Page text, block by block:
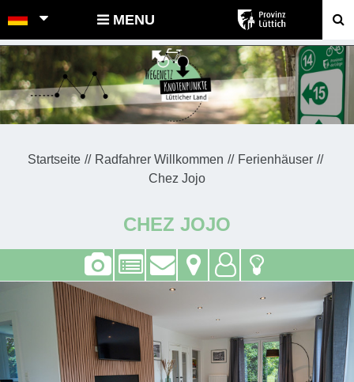
POINTS-NOEUDS MENU
Startseite Radfahrer Willkommen
Ferienhäuser
Chez Jojo
CHEZ JOJO